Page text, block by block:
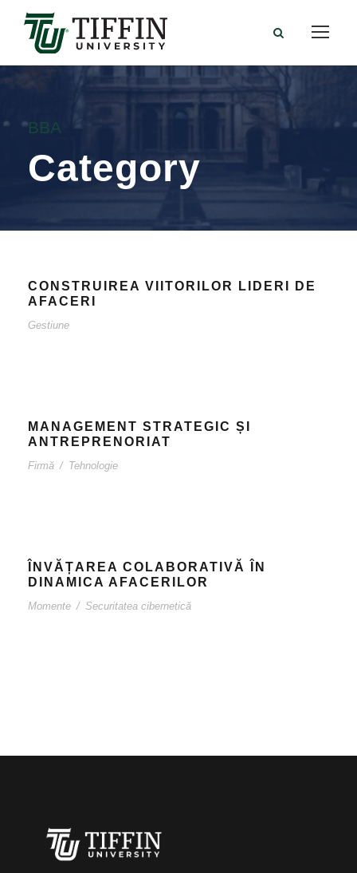
BBA
Category
CONSTRUIREA VIITORILOR LIDERI DE
AFACERI
Gestiune
MANAGEMENT STRATEGIC ȘI
ANTREPRENORIAT
Firmă / Tehnologie
ÎNVĂȚAREA COLABORATIVĂ ÎN
DINAMICA AFACERILOR
Momente / Securitatea cibernetică